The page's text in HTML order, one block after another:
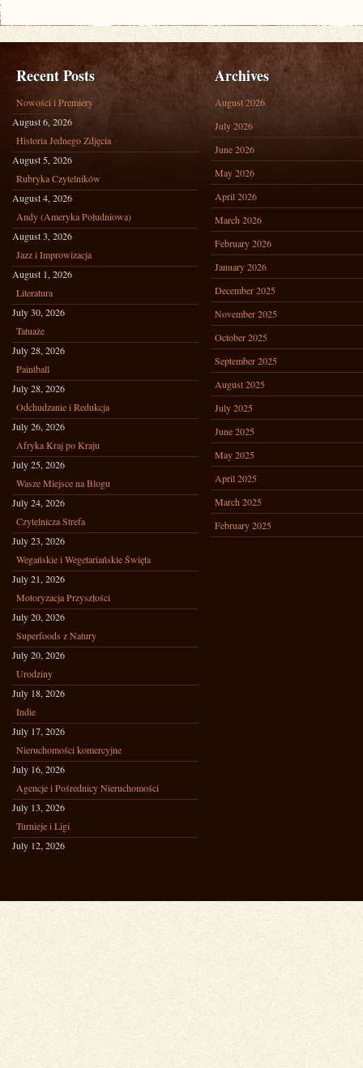
Recent Posts
Nowości i Premiery
August 6, 2026
Historia Jednego Zdjęcia
August 5, 2026
Rubryka Czytelników
August 4, 2026
Andy (Ameryka Południowa)
August 3, 2026
Jazz i Improwizacja
August 1, 2026
Literatura
July 30, 2026
Tatuaże
July 28, 2026
Paintball
July 28, 2026
Odchudzanie i Redukcja
July 26, 2026
Afryka Kraj po Kraju
July 25, 2026
Wasze Miejsce na Blogu
July 24, 2026
Czytelnicza Strefa
July 23, 2026
Wegańskie i Wegetariańskie Święta
July 21, 2026
Motoryzacja Przyszłości
July 20, 2026
Superfoods z Natury
July 20, 2026
Urodziny
July 18, 2026
Indie
July 17, 2026
Nieruchomości komercyjne
July 16, 2026
Agencje i Pośrednicy Nieruchomości
July 13, 2026
Turnieje i Ligi
July 12, 2026
Archives
August 2026
July 2026
June 2026
May 2026
April 2026
March 2026
February 2026
January 2026
December 2025
November 2025
October 2025
September 2025
August 2025
July 2025
June 2025
May 2025
April 2025
March 2025
February 2025